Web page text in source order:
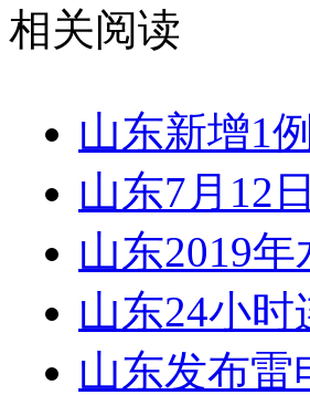
相关阅读
山东新增1
山东7月12
山东2019
山东24小
山东发布雷